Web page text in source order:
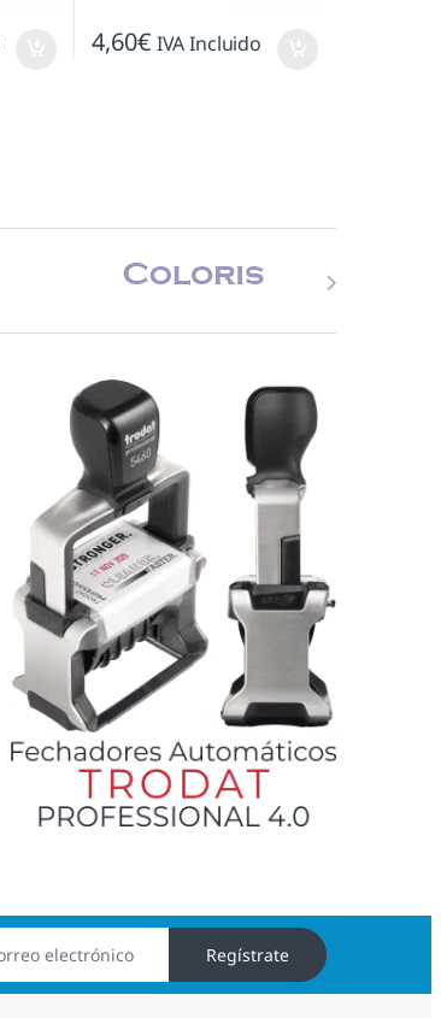
4,60€ IVA Incluido
Regístrate